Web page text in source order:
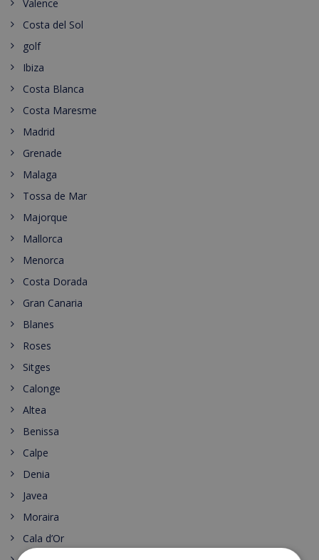
Valence
Costa del Sol
golf
Ibiza
Costa Blanca
Costa Maresme
Madrid
Grenade
Malaga
Tossa de Mar
Majorque
Mallorca
Menorca
Costa Dorada
Gran Canaria
Blanes
Roses
Sitges
Calonge
Altea
Benissa
Calpe
Denia
Javea
Moraira
Cala d’Or